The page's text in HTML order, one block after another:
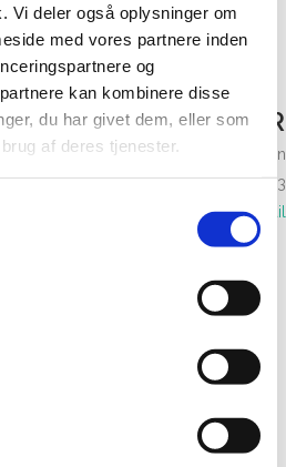
Vi deler også oplysninger om
med vores partnere inden
og
kan kombinere disse
du har givet dem, eller som
af deres tjenester.
under fanen “ansøgning” under
ønsker at tage på.
VEJLEDER
Mickey Kromann-Jensen
Ring på tlf. 69 13 70 23
Send email